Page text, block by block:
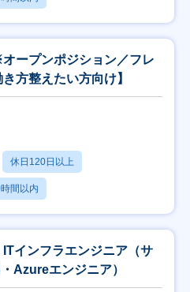
ープンポジション／フレ
方整えたい方向け】
休日120日以上
間以内
ITインフラエンジニア（サ
Azureエンジニア）